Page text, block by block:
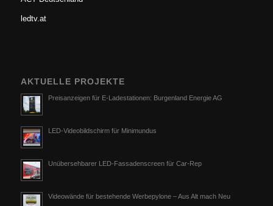
ledtv.at
AKTUELLE PROJEKTE
Preisanzeigen für E-Ladestationen: Burgenland Energie AG
LED-Videobildschirm für Minimundus
Unübersehbarer LED-Fassadenscreen für Car-Rep
Videowände für bestehende Werbepylone – Aus Alt mach Neu